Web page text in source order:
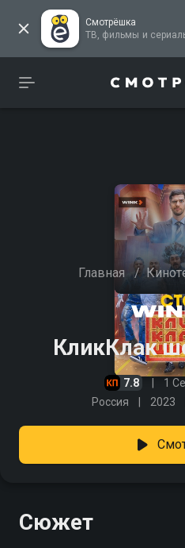
Смотрёшка
ТВ, фильмы и
Главная /
КликКлак
7.8 1
Россия 2023
Сюжет